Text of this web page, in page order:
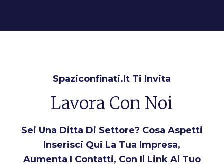
Spaziconfinati.it Ti Invita
Lavora Con Noi
Sei Una Ditta Di Settore? Cosa Aspetti
Inserisci Qui La Tua Impresa,
Aumenta I Contatti, Con Il Link Al Tuo